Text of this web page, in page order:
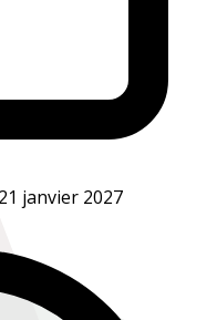
janvier 2027